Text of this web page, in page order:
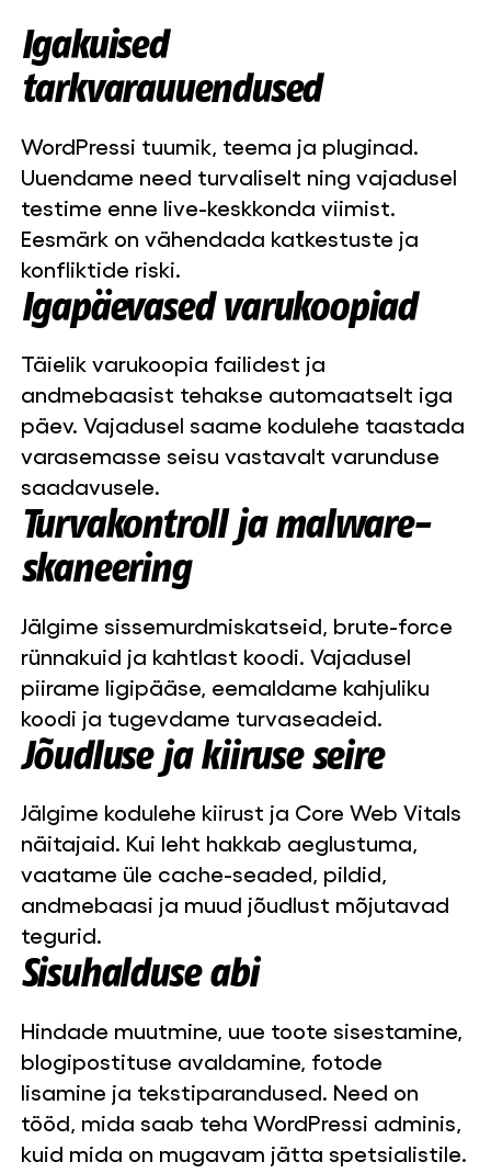
Igakuised
tarkvarauuendused
WordPressi tuumik, teema ja pluginad.
Uuendame need turvaliselt ning vajadusel
testime enne live-keskkonda viimist.
Eesmärk on vähendada katkestuste ja
konfliktide riski.
Igapäevased varukoopiad
Täielik varukoopia failidest ja
andmebaasist tehakse automaatselt iga
päev. Vajadusel saame kodulehe taastada
varasemasse seisu vastavalt varunduse
saadavusele.
Turvakontroll ja malware-
skaneering
Jälgime sissemurdmiskatseid, brute-force
rünnakuid ja kahtlast koodi. Vajadusel
piirame ligipääse, eemaldame kahjuliku
koodi ja tugevdame turvaseadeid.
Jõudluse ja kiiruse seire
Jälgime kodulehe kiirust ja Core Web Vitals
näitajaid. Kui leht hakkab aeglustuma,
vaatame üle cache-seaded, pildid,
andmebaasi ja muud jõudlust mõjutavad
tegurid.
Sisuhalduse abi
Hindade muutmine, uue toote sisestamine,
blogipostituse avaldamine, fotode
lisamine ja tekstiparandused. Need on
tööd, mida saab teha WordPressi adminis,
kuid mida on mugavam jätta spetsialistile.